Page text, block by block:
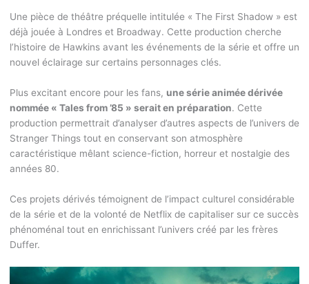
Une pièce de théâtre préquelle intitulée « The First Shadow » est
déjà jouée à Londres et Broadway. Cette production cherche
l’histoire de Hawkins avant les événements de la série et offre un
nouvel éclairage sur certains personnages clés.
Plus excitant encore pour les fans, une série animée dérivée
nommée « Tales from ’85 » serait en préparation. Cette
production permettrait d’analyser d’autres aspects de l’univers de
Stranger Things tout en conservant son atmosphère
caractéristique mêlant science-fiction, horreur et nostalgie des
années 80.
Ces projets dérivés témoignent de l’impact culturel considérable
de la série et de la volonté de Netflix de capitaliser sur ce succès
phénoménal tout en enrichissant l’univers créé par les frères
Duffer.